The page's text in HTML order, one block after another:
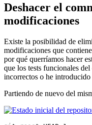
Deshacer el
modificaciones
Existe la posibilidad de
modificaciones que
por qué querríamos hacer
que los tests funcionales
incorrectos o he
Partiendo de nuevo del